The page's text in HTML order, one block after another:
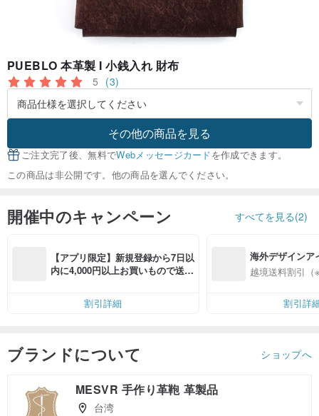
PUEBLO 本革製 I 小銭入れ 財布
5 (3)
その他の商品を見る
ご注文完了後、無料でWebメッセージカードを作成できます。
この商品は非公開です。他の商品を選んでください。
開催中のキャンペーン すべてを見る(2)
【アプリ限定】新規登録から7日以
内に4,000円以上お買いもので送料
割引詳細
海外デザインア
入
越境送料割引（
割引詳
ブランドについて ショップへ
MESVR 手作り革鞄 革製品
台湾